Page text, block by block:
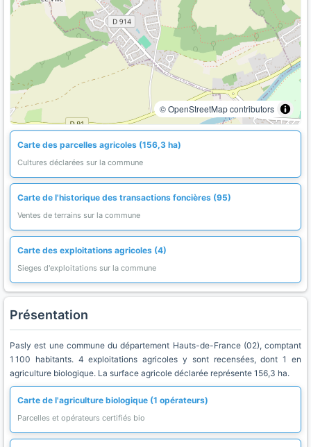
© OpenStreetMap contributors
Carte des parcelles agricoles (156,3 ha)
Cultures déclarées sur la commune
Carte de l'historique des transactions foncières (95)
Ventes de terrains sur la commune
Carte des exploitations agricoles (4)
Sieges d'exploitations sur la commune
Présentation
Pasly est une commune du département Hauts-de-France (02), comptant
1 100 habitants. 4 exploitations agricoles y sont recensées, dont 1 en
agriculture biologique. La surface agricole déclarée représente 156,3 ha.
Carte de l'agriculture biologique (1 opérateurs)
Parcelles et opérateurs certifiés bio